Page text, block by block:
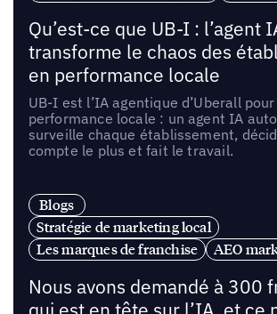
Qu’est-ce que UB-I : l’agent
transforme le chaos des
en performance locale
UB-I est l’IA agentique d’Uberall
performance locale : un agent IA
surveille chaque établissement,
compte le plus et fait le travail.
Blogs
Stratégie de marketing local
Les marques de franchise
AEO
Nous avons demandé à 300